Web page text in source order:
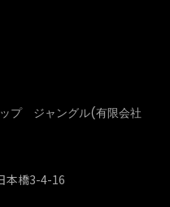
プ ジャングル(有限会社
本橋3-4-16